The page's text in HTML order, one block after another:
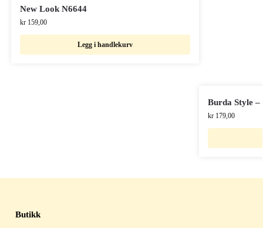
New Look N6644
kr159,00
Legg i handlekurv
Burda Style –
kr179,00
Butikk